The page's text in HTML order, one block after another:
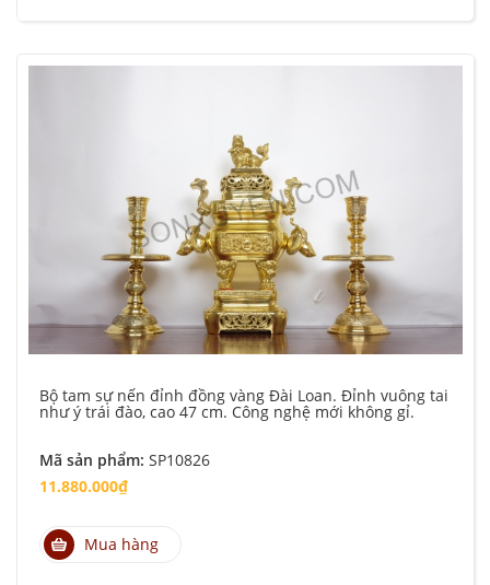
Bộ tam sự nến đỉnh đồng vàng Đài Loan. Đỉnh vuông tai
như ý trái đào, cao 47 cm. Công nghệ mới không gỉ.
Mã sản phẩm: SP10826
11.880.000₫
Mua hàng